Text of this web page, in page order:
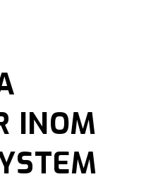
INOM